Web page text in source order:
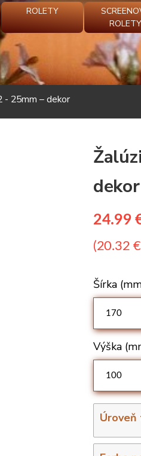
ROLETY
ROLETY
- 25mm – dekor
dekor
24.99
(20.32
Šírka
Výška
Úroveň